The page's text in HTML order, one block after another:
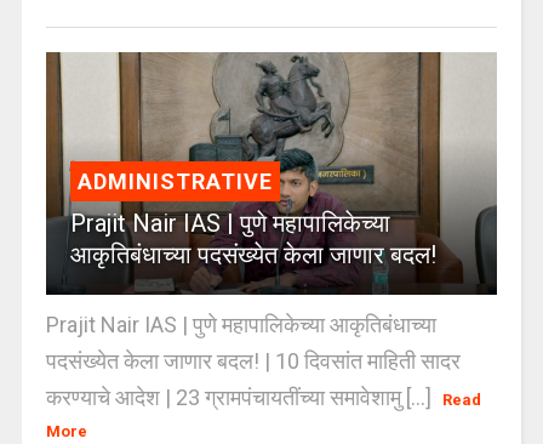
ADMINISTRATIVE
Prajit Nair IAS | पुणे महापालिकेच्या
आकृतिबंधाच्या पदसंख्येत केला जाणार बदल!
Prajit Nair IAS | पुणे महापालिकेच्या आकृतिबंधाच्या
पदसंख्येत केला जाणार बदल! | 10 दिवसांत माहिती सादर
करण्याचे आदेश | 23 ग्रामपंचायतींच्या समावेशामु [...]
Read
More